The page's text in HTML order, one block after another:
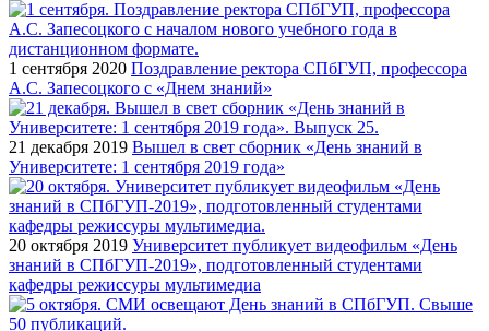
1 сентября 2020 Поздравление ректора СПбГУП, профессора
А.С. Запесоцкого с «Днем знаний»
21 декабря 2019 Вышел в свет сборник «День знаний в
Университете: 1 сентября 2019 года»
20 октября 2019 Университет публикует видеофильм «День
знаний в СПбГУП-2019», подготовленный студентами
кафедры режиссуры мультимедиа